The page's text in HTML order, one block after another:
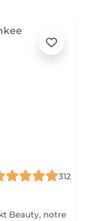
312
Beauty, notre